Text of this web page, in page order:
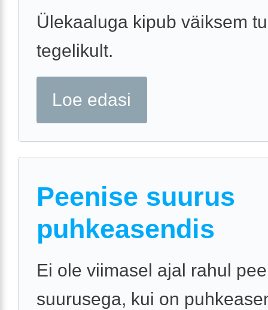
Ülekaaluga kipub väiksem
tegelikult.
Loe edasi
Peenise suurus
puhkeasendis
Ei ole viimasel ajal rahul
suurusega, kui on